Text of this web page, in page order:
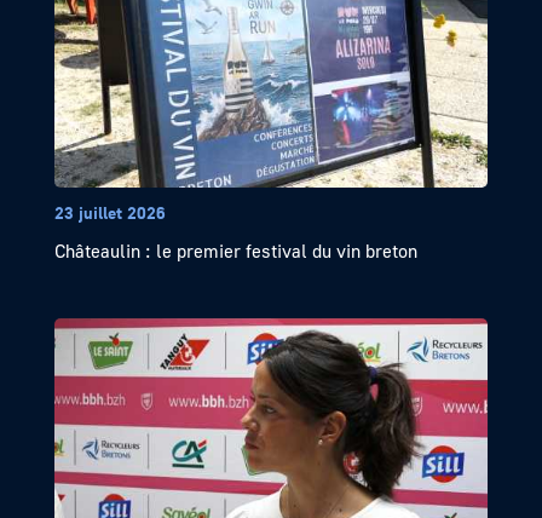
23 juillet 2026
Châteaulin : le premier festival du vin breton